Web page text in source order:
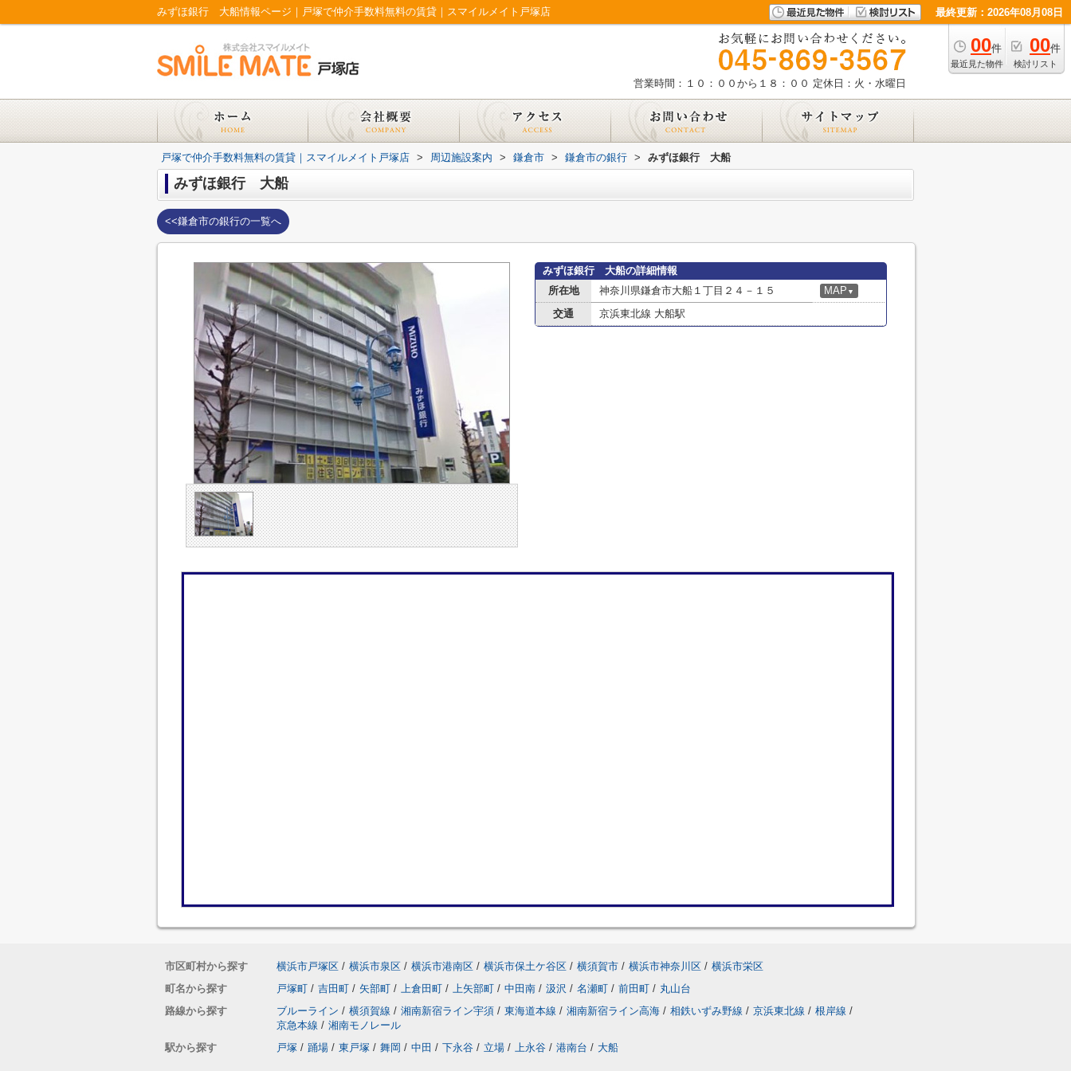
みずほ銀行 大船情報ページ｜戸塚で仲介手数料無料の賃貸｜スマイルメイト戸塚店 最終更新：2026年08月08日
00件
最近見た物件
00件
検討リスト
営業時間：１０：００から１８：００ 定休日：火・水曜日
戸塚で仲介手数料無料の賃貸｜スマイルメイト戸塚店 > 周辺施設案内 > 鎌倉市 > 鎌倉市の銀行 > みずほ銀行 大船
みずほ銀行 大船
<<鎌倉市の銀行の一覧へ
みずほ銀行 大船の詳細情報
所在地
神奈川県鎌倉市大船１丁目２４－１５ MAP ▼
交通 京浜東北線 大船駅
市区町村から探す 横浜市戸塚区 / 横浜市泉区 / 横浜市港南区 / 横浜市保土ケ谷区 / 横須賀市 / 横浜市神奈川区 / 横浜市栄区
町名から探す
戸塚町 / 吉田町 / 矢部町 / 上倉田町 / 上矢部町 / 中田南 / 汲沢 / 名瀬町 / 前田町 / 丸山台
路線から探す
ブルーライン / 横須賀線 / 湘南新宿ライン宇須 / 東海道本線 / 湘南新宿ライン高海 / 相鉄いずみ野線 / 京浜東北線 / 根岸線 /
京急本線 / 湘南モノレール
駅から探す
戸塚 / 踊場 / 東戸塚 / 舞岡 / 中田 / 下永谷 / 立場 / 上永谷 / 港南台 / 大船